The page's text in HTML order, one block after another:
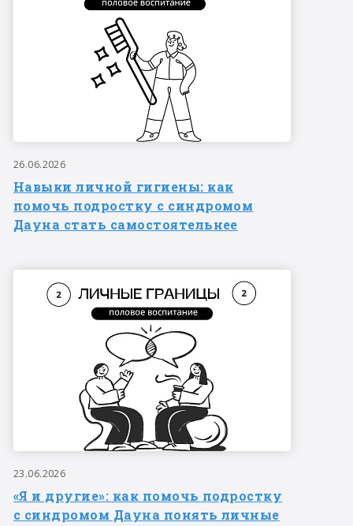
26.06.2026
Навыки личной гигиены: как
помочь подростку с синдромом
Дауна стать самостоятельнее
23.06.2026
«Я и другие»: как помочь подростку
с синдромом Дауна понять личные